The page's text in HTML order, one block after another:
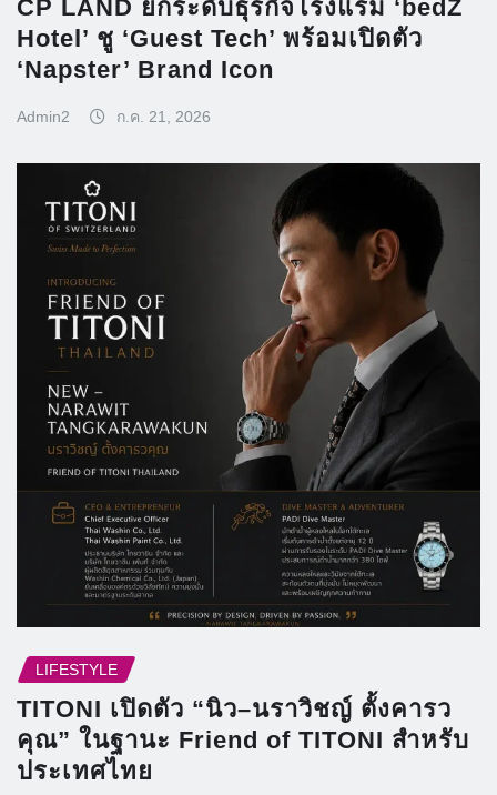
CP LAND ยกระดับธุรกิจโรงแรม ‘bedZ
Hotel’ ชู ‘Guest Tech’ พร้อมเปิดตัว
‘Napster’ Brand Icon
Admin2 ก.ค. 21, 2026
LIFESTYLE
TITONI เปิดตัว “นิว–นราวิชญ์ ตั้งคารว
คุณ” ในฐานะ Friend of TITONI สำหรับ
ประเทศไทย